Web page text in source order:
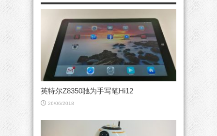
英特尔Z8350驰为手写笔Hi12
26/06/2018